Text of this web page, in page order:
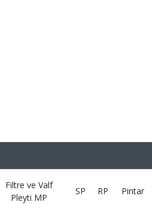
Filtre ve Valf
Pleyti MP
SP RP Pintar